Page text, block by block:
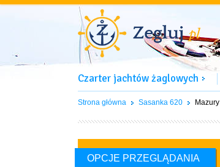
Czarter jachtów żaglowych
Strona główna Sasanka 620 Mazury
OPCJE PRZEGLĄDANIA